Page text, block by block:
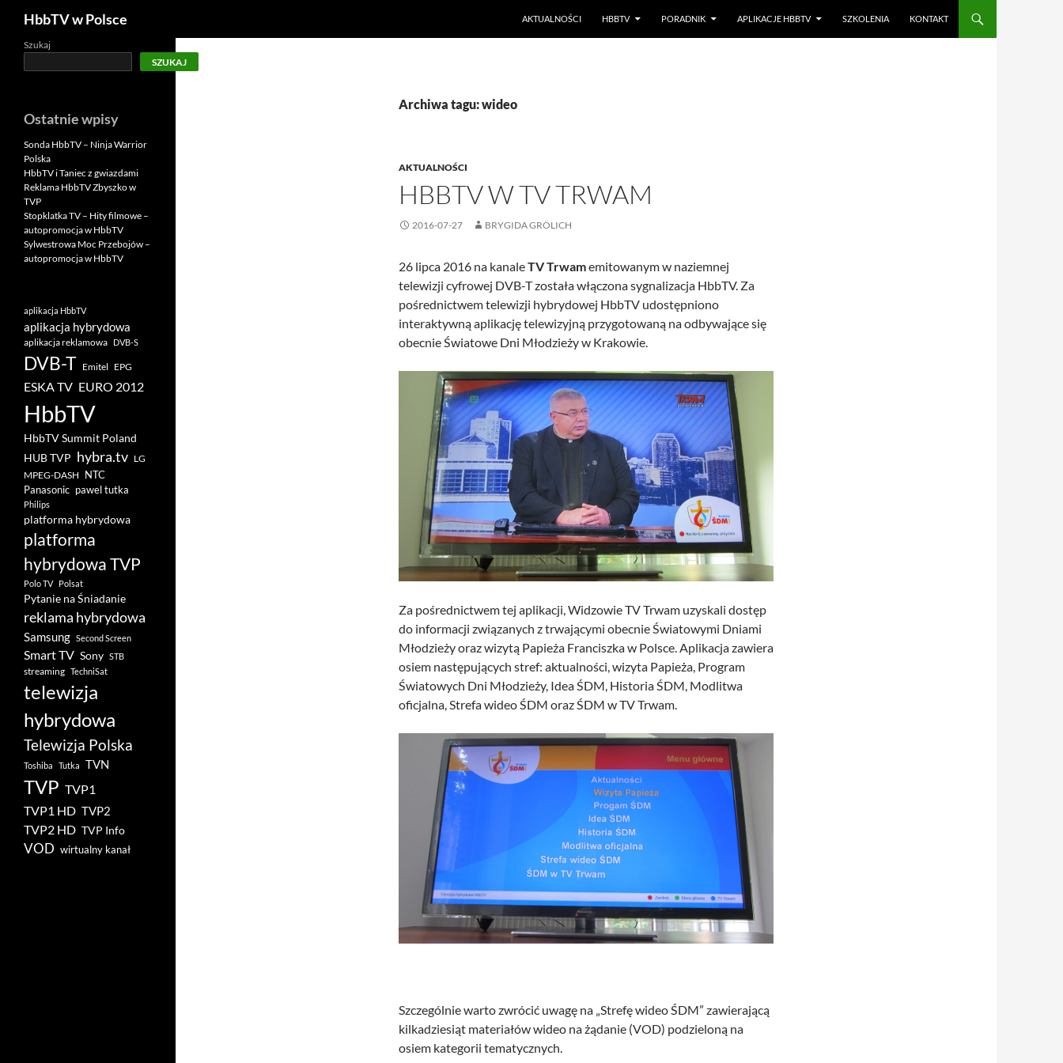
HbbTV w Polsce
AKTUALNOŚCI
HBBTV PORADNIK APLIKACJE HBBTV SZKOLENIA KONTAKT
Archiwa tagu: wideo
AKTUALNOŚCI
HBBTV W TV TRWAM
2016-07-27 BRYGIDA GRÖLICH
26 lipca 2016 na kanaleTV Trwamemitowanym w naziemnej
telewizji cyfrowej DVB-T została włączona sygnalizacja HbbTV. Za
pośrednictwem telewizji hybrydowej HbbTV udostępniono
interaktywną aplikację telewizyjną przygotowaną na odbywające się
obecnie Światowe Dni Młodzieży w Krakowie.
Za pośrednictwem tej aplikacji, Widzowie TV Trwam uzyskali dostęp
do informacji związanych z trwającymi obecnie Światowymi Dniami
Młodzieży oraz wizytą Papieża Franciszka w Polsce. Aplikacja zawiera
osiem następujących stref: aktualności, wizyta Papieża, Program
Światowych Dni Młodzieży, Idea ŚDM, Historia ŚDM, Modlitwa
oficjalna, Strefa wideo ŚDM oraz ŚDM w TV Trwam.
Szczególnie warto zwrócić uwagę na „Strefę wideo ŚDM” zawierającą
kilkadziesiąt materiałów wideo na żądanie (VOD) podzieloną na
osiem kategorii tematycznych.
Szukaj
SZUKAJ
Ostatnie wpisy
Sonda HbbTV – Ninja Warrior
Polska
HbbTV i Taniec z gwiazdami
Reklama HbbTV Zbyszko w
TVP
Stopklatka TV – Hity filmowe –
autopromocja w HbbTV
Sylwestrowa Moc Przebojów –
autopromocja w HbbTV
aplikacja HbbTV
aplikacja hybrydowa
aplikacja reklamowa DVB-S
DVB-T Emitel EPG
ESKA TV EURO 2012
HbbTV
HbbTV Summit Poland
HUB TVP hybra.tv LG
MPEG-DASH NTC
Panasonic pawel tutka
Philips
platforma hybrydowa
platforma
hybrydowa TVP
Polo TV Polsat
Pytanie na Śniadanie
reklama hybrydowa
Samsung Second Screen
Smart TV Sony STB
streaming TechniSat
telewizja
hybrydowa
Telewizja Polska
Toshiba Tutka TVN
TVP TVP1
TVP1 HD TVP2
TVP2 HD TVP Info
VOD wirtualny kanał